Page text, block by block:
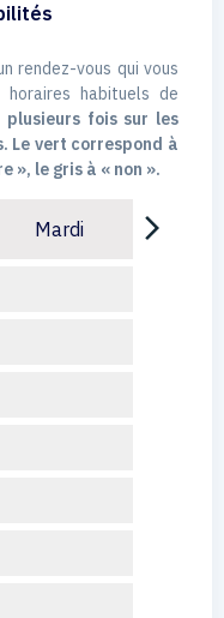
rendez-vous qui vous
habituels de
plusieurs fois sur les
Le vert correspond à
», le gris à « non ».
Mardi arrow_forward_ios